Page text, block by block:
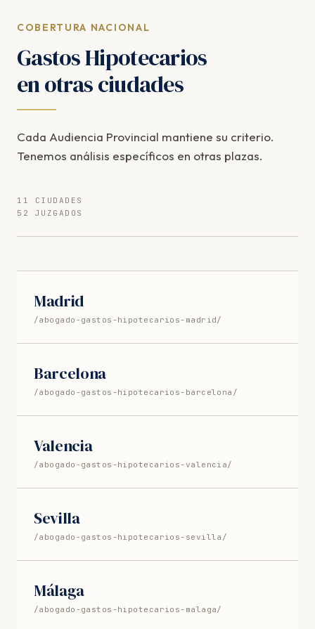
COBERTURA NACIONAL
Gastos Hipotecarios
en otras ciudades
Cada Audiencia Provincial mantiene su criterio.
Tenemos análisis específicos en otras plazas.
11 CIUDADES
52 JUZGADOS
Madrid
/abogado-gastos-hipotecarios-madrid/
Barcelona
/abogado-gastos-hipotecarios-barcelona/
Valencia
/abogado-gastos-hipotecarios-valencia/
Sevilla
/abogado-gastos-hipotecarios-sevilla/
Málaga
/abogado-gastos-hipotecarios-malaga/